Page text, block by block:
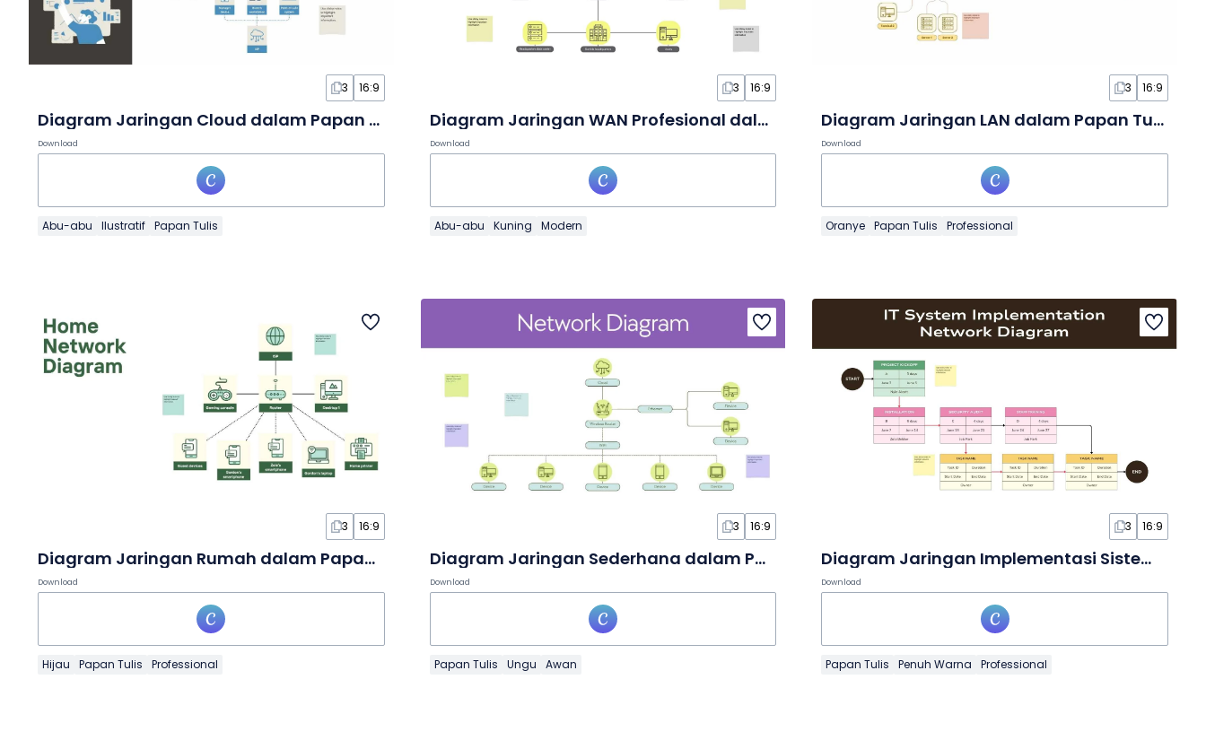
3 16:9
Diagram Jaringan Cloud dalam Papan Tulis
Download
Abu-abu Ilustratif Papan Tulis
3 16:9
Diagram Jaringan WAN Profesional dalam Papan Tulis
Download
Abu-abu Kuning Modern
3 16:9
Diagram Jaringan LAN dalam Papan Tulis
Download
Oranye Papan Tulis Professional
3 16:9
Diagram Jaringan Rumah dalam Papan Tulis
Download
Hijau Papan Tulis Professional
3 16:9
Diagram Jaringan Sederhana dalam Papan Tulis
Download
Papan Tulis Ungu Awan
3 16:9
Diagram Jaringan Implementasi Sistem TI dalam Papan Tulis
Download
Papan Tulis Penuh Warna Professional